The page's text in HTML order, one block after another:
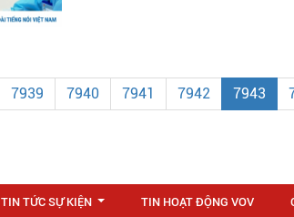
7939 7940 7941 7942 7943
TIN TỨC SỰ KIỆN TIN HOẠT ĐỘNG VOV